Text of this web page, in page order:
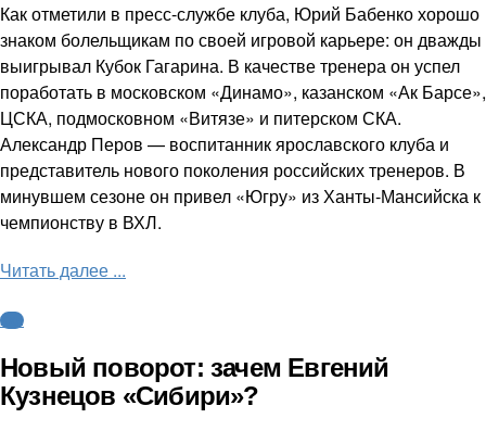
Как отметили в пресс-службе клуба, Юрий Бабенко хорошо
знаком болельщикам по своей игровой карьере: он дважды
выигрывал Кубок Гагарина. В качестве тренера он успел
поработать в московском «Динамо», казанском «Ак Барсе»,
ЦСКА, подмосковном «Витязе» и питерском СКА.
Александр Перов — воспитанник ярославского клуба и
представитель нового поколения российских тренеров. В
минувшем сезоне он привел «Югру» из Ханты-Мансийска к
чемпионству в ВХЛ.
Читать далее ...
КХЛ
Новый поворот: зачем Евгений
Кузнецов «Сибири»?